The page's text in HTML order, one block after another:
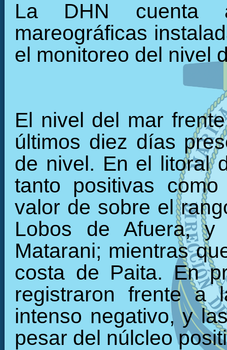
La DHN cuenta
mareográficas
el monitoreo del nivel
El nivel del mar
últimos diez días
de nivel. En el litoral
tanto positivas
valor de sobre el
Lobos de Afuera,
Matarani; mientras
costa de Paita. En
registraron frente a
intenso negativo, y
pesar del núlcleo